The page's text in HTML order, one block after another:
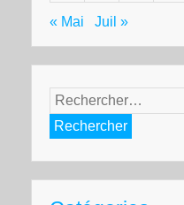
« Mai Juil »
Rechercher :